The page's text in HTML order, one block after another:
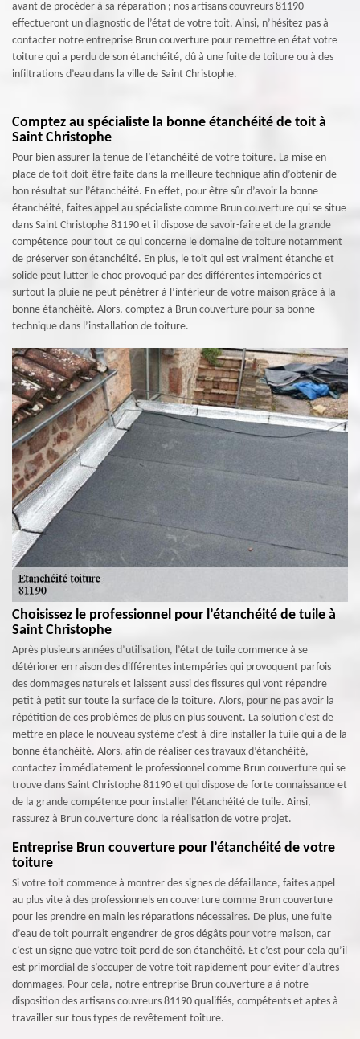
avant de procéder à sa réparation ; nos artisans couvreurs 81190
effectueront un diagnostic de l’état de votre toit. Ainsi, n’hésitez pas à
contacter notre entreprise Brun couverture pour remettre en état votre
toiture qui a perdu de son étanchéité, dû à une fuite de toiture ou à des
infiltrations d’eau dans la ville de Saint Christophe.
Comptez au spécialiste la bonne étanchéité de toit à
Saint Christophe
Pour bien assurer la tenue de l’étanchéité de votre toiture. La mise en
place de toit doit-être faite dans la meilleure technique afin d’obtenir de
bon résultat sur l’étanchéité. En effet, pour être sûr d’avoir la bonne
étanchéité, faites appel au spécialiste comme Brun couverture qui se situe
dans Saint Christophe 81190 et il dispose de savoir-faire et de la grande
compétence pour tout ce qui concerne le domaine de toiture notamment
de préserver son étanchéité. En plus, le toit qui est vraiment étanche et
solide peut lutter le choc provoqué par des différentes intempéries et
surtout la pluie ne peut pénétrer à l’intérieur de votre maison grâce à la
bonne étanchéité. Alors, comptez à Brun couverture pour sa bonne
technique dans l’installation de toiture.
Choisissez le professionnel pour l’étanchéité de tuile à
Saint Christophe
Après plusieurs années d’utilisation, l’état de tuile commence à se
détériorer en raison des différentes intempéries qui provoquent parfois
des dommages naturels et laissent aussi des fissures qui vont répandre
petit à petit sur toute la surface de la toiture. Alors, pour ne pas avoir la
répétition de ces problèmes de plus en plus souvent. La solution c’est de
mettre en place le nouveau système c’est-à-dire installer la tuile qui a de la
bonne étanchéité. Alors, afin de réaliser ces travaux d’étanchéité,
contactez immédiatement le professionnel comme Brun couverture qui se
trouve dans Saint Christophe 81190 et qui dispose de forte connaissance et
de la grande compétence pour installer l’étanchéité de tuile. Ainsi,
rassurez à Brun couverture donc la réalisation de votre projet.
Entreprise Brun couverture pour l’étanchéité de votre
toiture
Si votre toit commence à montrer des signes de défaillance, faites appel
au plus vite à des professionnels en couverture comme Brun couverture
pour les prendre en main les réparations nécessaires. De plus, une fuite
d’eau de toit pourrait engendrer de gros dégâts pour votre maison, car
c’est un signe que votre toit perd de son étanchéité. Et c’est pour cela qu’il
est primordial de s’occuper de votre toit rapidement pour éviter d’autres
dommages. Pour cela, notre entreprise Brun couverture a à notre
disposition des artisans couvreurs 81190 qualifiés, compétents et aptes à
travailler sur tous types de revêtement toiture.